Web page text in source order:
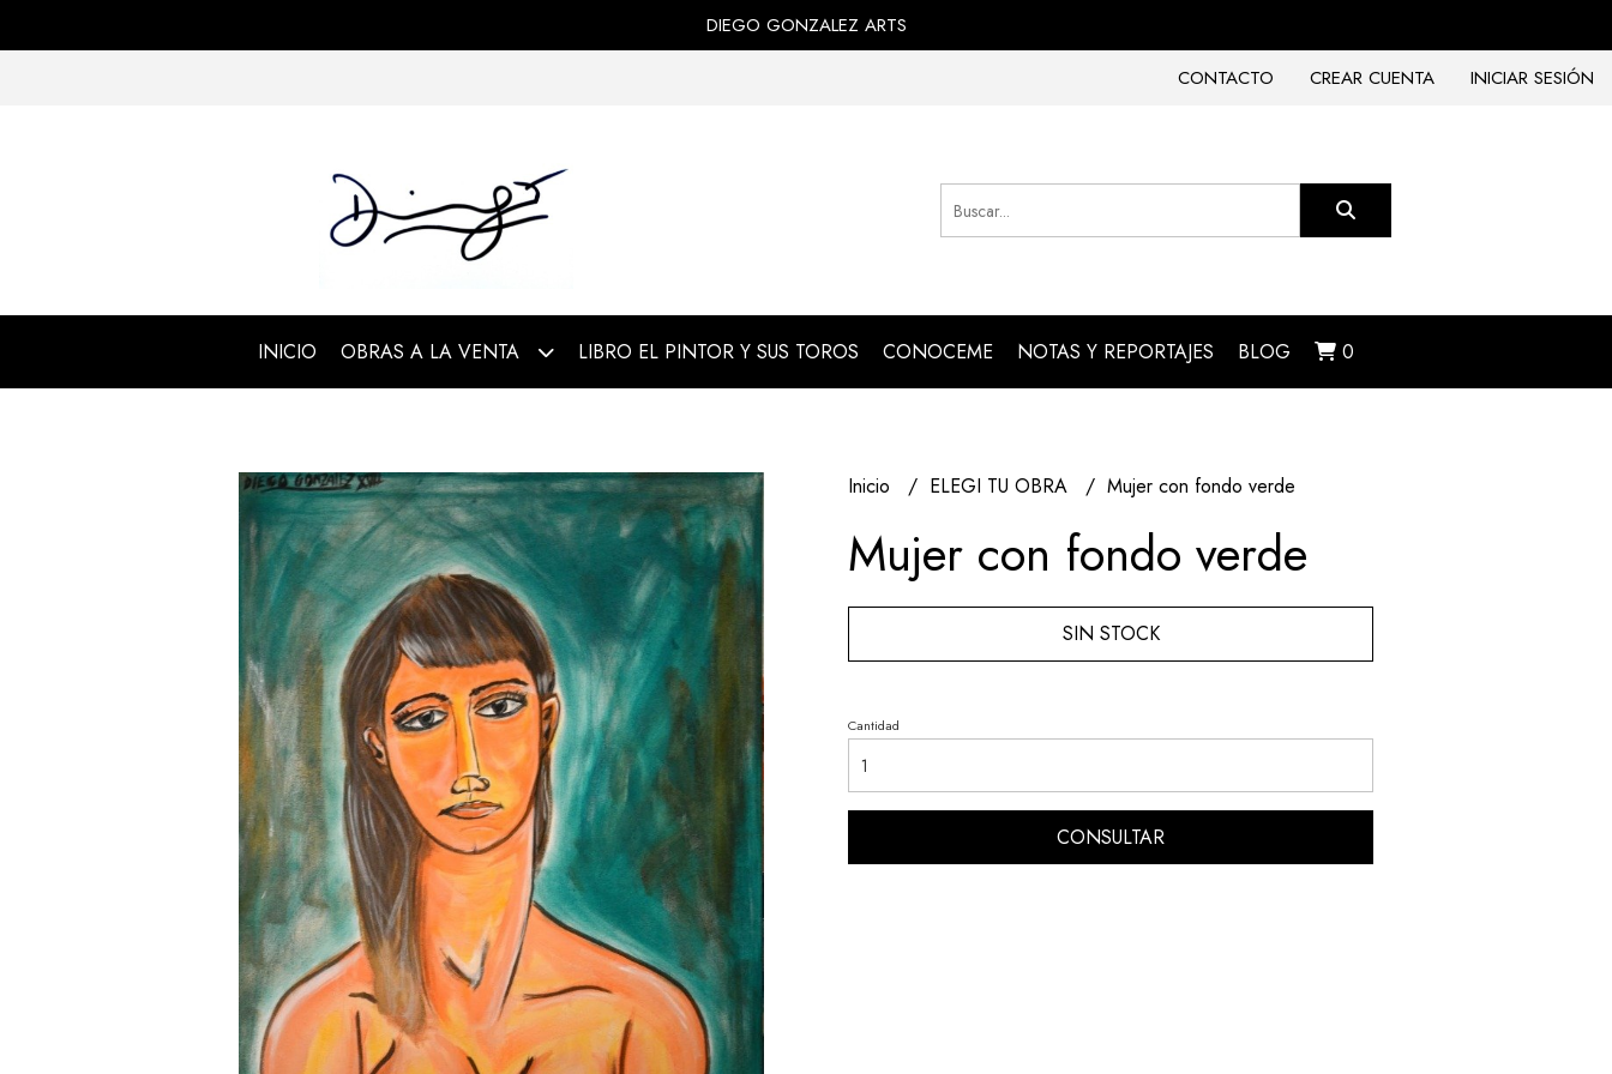
DIEGO GONZALEZ ARTS
CONTACTO
CREAR CUENTA INICIAR SESIÓN
INICIO OBRAS A LA VENTA LIBRO EL PINTOR Y SUS TOROS CONOCEME NOTAS Y REPORTAJES BLOG 0
Inicio ELEGI TU OBRA Mujer con fondo verde
Mujer con fondo verde
SIN STOCK
Cantidad
CONSULTAR